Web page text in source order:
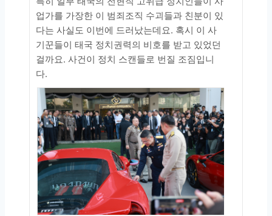
업가를 가장한 이 범죄조직 수괴들과 친분이 있
다는 사실도 이번에 드러났는데요. 혹시 이 사
기꾼들이 태국 정치권력의 비호를 받고 있었던
걸까요. 사건이 정치 스캔들로 번질 조짐입니
다.